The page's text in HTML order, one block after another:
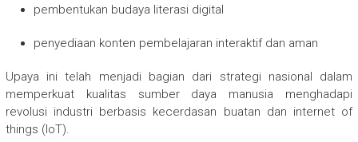
pembentukan budaya literasi digital
penyediaan konten pembelajaran interaktif dan aman
Upaya ini telah menjadi bagian dari strategi nasional dalam
memperkuat kualitas sumber daya manusia menghadapi
revolusi industri berbasis kecerdasan buatan dan internet of
things (IoT).